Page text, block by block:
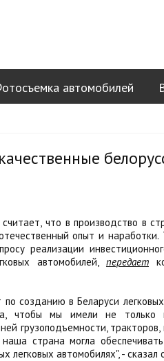
автомобилей
что в производство в
опыт и наработки.
реализации
автомобилей, передает
созданию в Беларуси
чтобы мы имели не только
грузоподъемности, тракторов,
страна могла
легковых автомобилях", - сказал